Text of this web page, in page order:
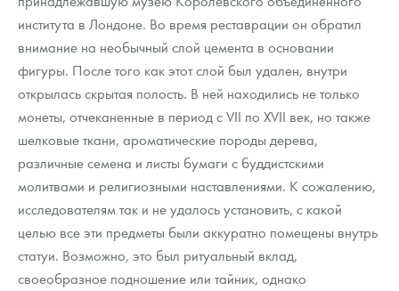
института в Лондоне. Во время реставрации он обратил
внимание на необычный слой цемента в основании
фигуры. После того как этот слой был удален, внутри
открылась скрытая полость. В ней находились не только
монеты, отчеканенные в период с VII по XVII век, но также
шелковые ткани, ароматические породы дерева,
различные семена и листы бумаги с буддистскими
молитвами и религиозными наставлениями. К сожалению,
исследователям так и не удалось установить, с какой
целью все эти предметы были аккуратно помещены внутрь
статуи. Возможно, это был ритуальный вклад,
своеобразное подношение или тайник, однако